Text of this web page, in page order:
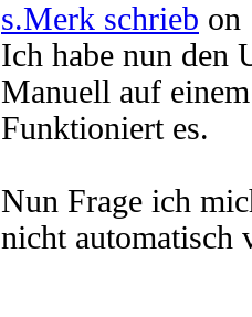
s.Merk schrieb on
Ich habe nun den
Manuell auf
Funktioniert es.
Nun Frage ich
nicht automatisch